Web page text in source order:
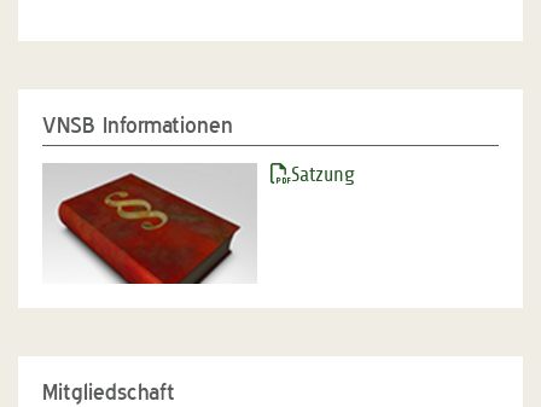
VNSB Informationen
Satzung
Mitgliedschaft